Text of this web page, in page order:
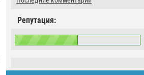
Репутация: